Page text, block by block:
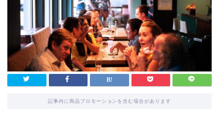
記事内に商品プロモーションを含む場合があります